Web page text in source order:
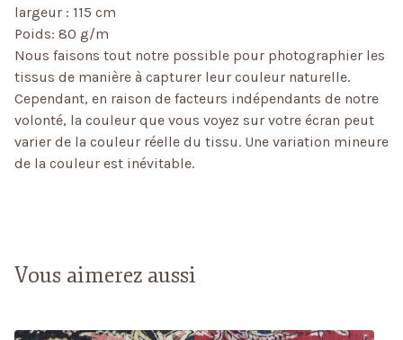
largeur : 115 cm
Poids: 80 g/m
Nous faisons tout notre possible pour photographier les
tissus de manière à capturer leur couleur naturelle.
Cependant, en raison de facteurs indépendants de notre
volonté, la couleur que vous voyez sur votre écran peut
varier de la couleur réelle du tissu. Une variation mineure
de la couleur est inévitable.
Vous aimerez aussi